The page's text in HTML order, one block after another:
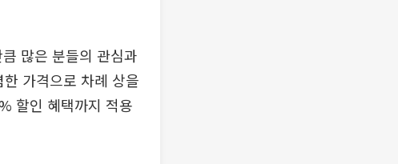
많은 분들의 관심과
가격으로 차례 상을
할인 혜택까지 적용